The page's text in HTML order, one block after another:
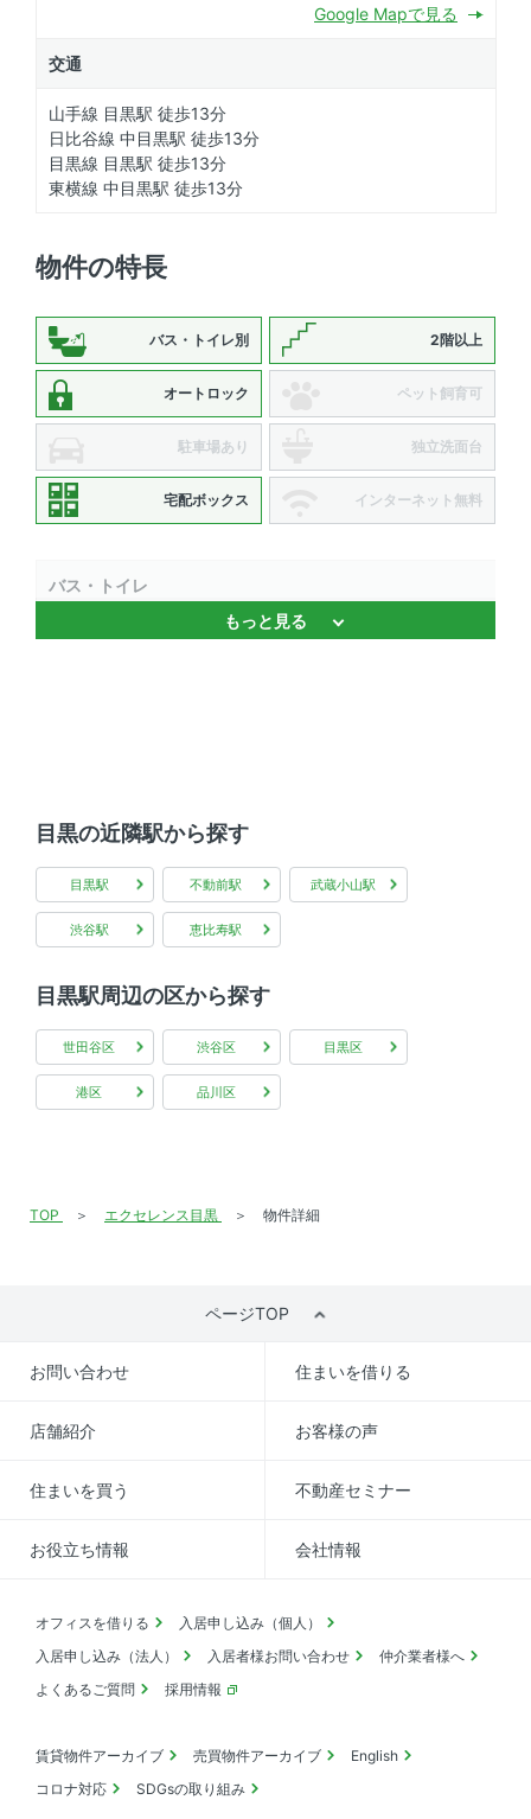
Google Mapで見る
交通
山手線 目黒駅 徒歩13分
日比谷線 中目黒駅 徒歩13分
目黒線 目黒駅 徒歩13分
東横線 中目黒駅 徒歩13分
物件の特長
バス・トイレ別 2階以上
オートロック ペット飼育可
駐車場あり 独立洗面台
宅配ボックス インターネット無料
バス・トイレ
バストイレ別 、 浴室乾燥機
オートロック
室内設備
室内洗濯機置場 、 エアコン
部屋の特徴
バルコニー
共用部
もっと見る
目黒の近隣駅から探す
目黒駅 不動前駅 武蔵小山駅
渋谷駅 恵比寿駅
目黒駅周辺の区から探す
世田谷区 渋谷区 目黒区
港区 品川区
TOP エクセレンス目黒 物件詳細
ページTOP
お問い合わせ 住まいを借りる
店舗紹介 お客様の声
住まいを買う 不動産セミナー
お役立ち情報 会社情報
オフィスを借りる
入居申し込み（個人）
入居申し込み（法人）
入居者様お問い合わせ
仲介業者様へ
よくあるご質問
採用情報
賃貸物件アーカイブ 売買物件アーカイブ
English
コロナ対応
SDGsの取り組み